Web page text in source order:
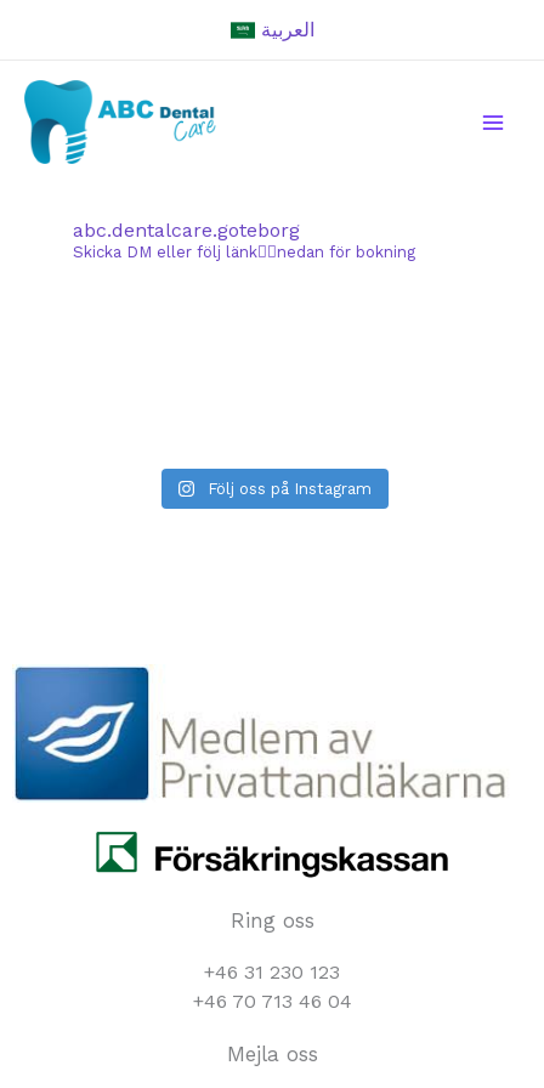
العربية
abc.dentalcare.goteborg
Skicka DM eller följ länk👇🏻nedan för bokning
Följ oss på Instagram
Ring oss
+46 31 230 123
+46 70 713 46 04
Mejla oss